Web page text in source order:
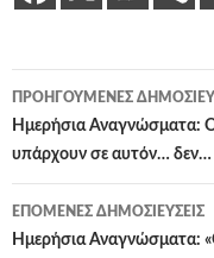
Πλοήγηση
άρθρων
ΠΡΟΗΓΟΎΜΕΝΕΣ
Ημερήσια Αναγνώσματα:
υπάρχουν σε αυτόν… δεν…
ΕΠΌΜΕΝΕΣ ΔΗΜΟΣΙΕΎΣΕΙΣ
Ημερήσια Αναγνώσματα: